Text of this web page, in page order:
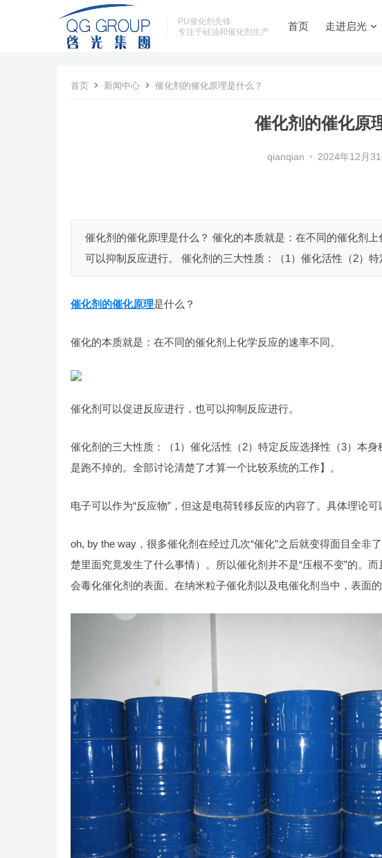
PU催化剂先锋
专注于硅油和催化剂生产
首页 走进启光
首页 新闻中心 催化剂的催化原理是什么？
催化剂的催化原
qianqian • 2024年12月31
催化剂的催化原理是什么？ 催化的本质就是：在不同的催化剂
可以抑制反应进行。 催化剂的三大性质：（1）催化活性（2）
催化剂的催化原理是什么？
催化的本质就是：在不同的催化剂上化学反应的速率不同。
催化剂可以促进反应进行，也可以抑制反应进行。
催化剂的三大性质：（1）催化活性（2）特定反应选择性（3）本
是跑不掉的。全部讨论清楚了才算一个比较系统的工作】。
电子可以作为“反应物”，但这是电荷转移反应的内容了。具体理论可
oh, by the way，很多催化剂在经过几次“催化”之后就变得面目全
楚里面究竟发生了什么事情）。所以催化剂并不是“压根不变”的。
会毒化催化剂的表面。在纳米粒子催化剂以及电催化剂当中，表面